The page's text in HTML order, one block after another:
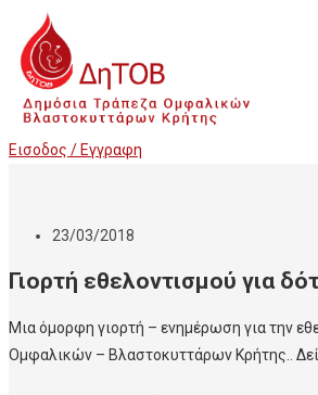
Εισοδος / Εγγραφη
23/03/2018
Γιορτή εθελοντισμού για
Μια όμορφη γιορτή – ενημέρωση για την
Ομφαλικών – Βλαστοκυττάρων Κρήτης..